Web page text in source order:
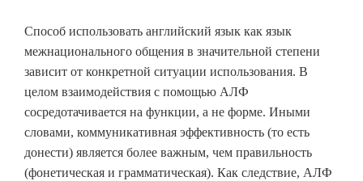
Способ использовать английский язык как язык
межнационального общения в значительной степени
зависит от конкретной ситуации использования. В
целом взаимодействия с помощью АЛФ
сосредотачивается на функции, а не форме. Иными
словами, коммуникативная эффективность (то есть
донести) является более важным, чем правильность
(фонетическая и грамматическая). Как следствие, АЛФ